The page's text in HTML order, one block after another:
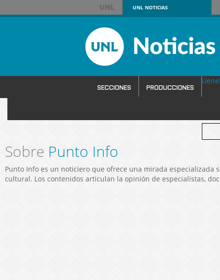
UNLNOTICIAS
SECCIONES PRODUCCIONES
Sobre Punto Info
Punto Info es un noticiero que ofrece una mirada
cultural. Los contenidos articulan la opinión de especialistas,